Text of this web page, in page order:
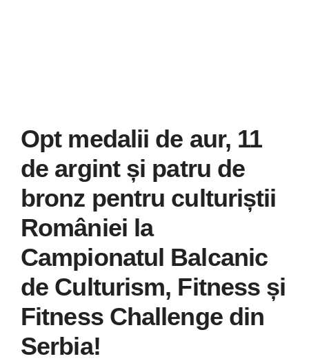
Opt medalii de aur, 11
de argint și patru de
bronz pentru culturiștii
României la
Campionatul Balcanic
de Culturism, Fitness și
Fitness Challenge din
Serbia!